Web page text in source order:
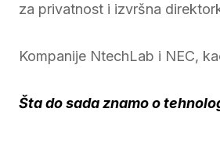
za privatnost i izvršna
Kompanije NtechLab i NEC,
Šta do sada znamo o